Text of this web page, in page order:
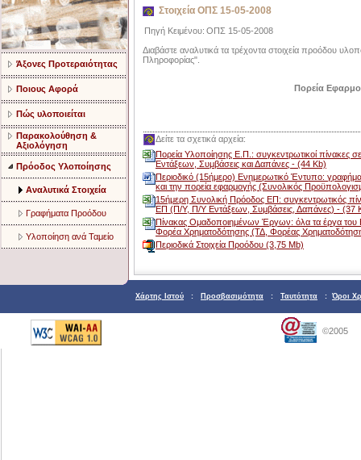
Άξονες Προτεραιότητας
Ποιους Αφορά
Πώς υλοποιείται
Παρακολούθηση &
Αξιολόγηση
Πρόοδος Υλοποίησης
Aναλυτικά Στοιχεία
Γραφήματα Προόδου
Υλοποίηση ανά Ταμείο
Στοιχεία ΟΠΣ 15-05-2008
Πηγή Κειμένου: ΟΠΣ 15-05-2008
Διαβάστε αναλυτικά τα τρέχοντα στοιχεία προόδου
Πληροφορίας".
Πορεία
Δείτε τα σχετικά αρχεία:
Πορεία Υλοποίησης Ε.Π.: συγκεντρωτικοί πίνακες
Εντάξεων, Συμβάσεις και Δαπάνες - (44 Kb)
Περιοδικό (15ήμερο) Ενημερωτικό Έντυπο:
και την πορεία εφαρμογής (Συνολικός
15ήμερη Συνολική Πρόοδος ΕΠ: συγκεντρωτικός
ΕΠ (Π/Υ, Π/Υ Εντάξεων, Συμβάσεις, Δαπάνες) - (37
Πίνακας Ομαδοποιημένων Έργων: όλα τα έργα του
Φορέα Χρηματοδότησης (ΤΔ, Φορέας
Περιοδικά Στοιχεία Προόδου (3,75 Mb)
Χάρτης Ιστού : Προσβασιμότητα : Ταυτότητα : Όροι
©2005